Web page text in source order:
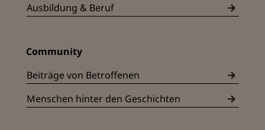
Ausbildung & Beruf
Community
Beiträge von Betroffenen
Menschen hinter den Geschichten